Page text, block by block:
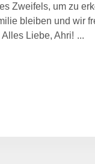
Zweifels, um zu
bleiben und wir
Liebe, Ahri!